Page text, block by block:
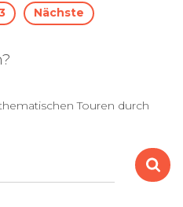
Nächste
Touren durch